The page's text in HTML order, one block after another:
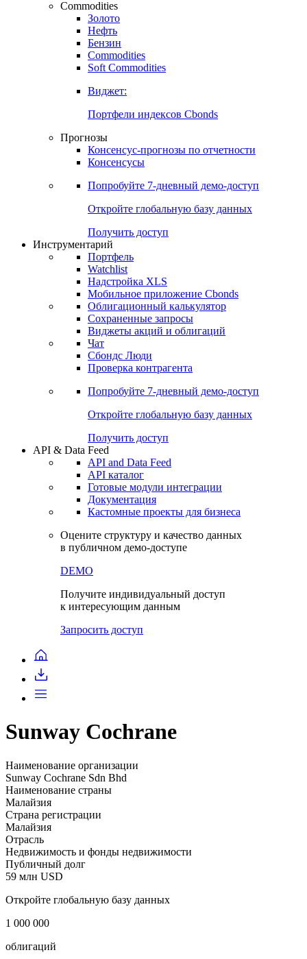
Commodities
Золото
Нефть
Бензин
Commodities
Soft Commodities
Виджет:
Портфели индексов Cbonds
Прогнозы
Консенсус-прогнозы по отчетности
Консенсусы
Попробуйте 7-дневный демо-доступ
Откройте глобальную базу данных
Получить доступ
Инструментарий
Портфель
Watchlist
Надстройка XLS
Мобильное приложение Cbonds
Облигационный калькулятор
Сохраненные запросы
Виджеты акций и облигаций
Чат
Сбондс Люди
Проверка контрагента
Попробуйте 7-дневный демо-доступ
Откройте глобальную базу данных
Получить доступ
API & Data Feed
API and Data Feed
API каталог
Готовые модули интеграции
Документация
Кастомные проекты для бизнеса
Оцените структуру и качество данных
в публичном демо-доступе
DEMO
Получите индивидуальный доступ
к интересующим данным
Запросить доступ
Sunway Cochrane
Наименование организации
Sunway Cochrane Sdn Bhd
Наименование страны
Малайзия
Страна регистрации
Малайзия
Отрасль
Недвижимость и фонды недвижимости
Публичный долг
59 млн USD
Откройте глобальную базу данных
1 000 000
облигаций